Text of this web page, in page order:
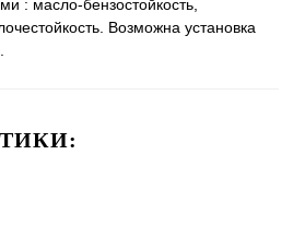
: масло-бензостойкость,
Возможна установка